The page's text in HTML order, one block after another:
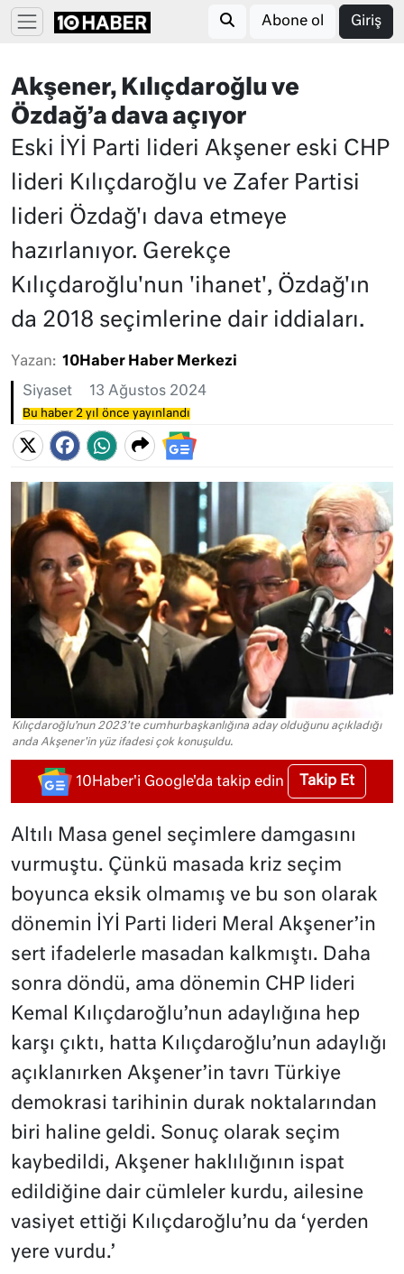
Abone ol Giriş
Akşener, Kılıçdaroğlu ve
Özdağ’a dava açıyor
Eski İYİ Parti lideri Akşener eski CHP
lideri Kılıçdaroğlu ve Zafer Partisi
lideri Özdağ'ı dava etmeye
hazırlanıyor. Gerekçe
Kılıçdaroğlu'nun 'ihanet', Özdağ'ın
da 2018 seçimlerine dair iddiaları.
Yazan: 10Haber Haber Merkezi
Siyaset 13 Ağustos 2024
Bu haber 2 yıl önce yayınlandı
Kılıçdaroğlu’nun 2023’te cumhurbaşkanlığına aday olduğunu açıkladığı
anda Akşener'in yüz ifadesi çok konuşuldu.
10Haber'i Google'da takip edin Takip Et
Altılı Masa genel seçimlere damgasını
vurmuştu. Çünkü masada kriz seçim
boyunca eksik olmamış ve bu son olarak
dönemin İYİ Parti lideri Meral Akşener’in
sert ifadelerle masadan kalkmıştı. Daha
sonra döndü, ama dönemin CHP lideri
Kemal Kılıçdaroğlu’nun adaylığına hep
karşı çıktı, hatta Kılıçdaroğlu’nun adaylığı
açıklanırken Akşener’in tavrı Türkiye
demokrasi tarihinin durak noktalarından
biri haline geldi. Sonuç olarak seçim
kaybedildi, Akşener haklılığının ispat
edildiğine dair cümleler kurdu, ailesine
vasiyet ettiği Kılıçdaroğlu’nu da ‘yerden
yere vurdu.’